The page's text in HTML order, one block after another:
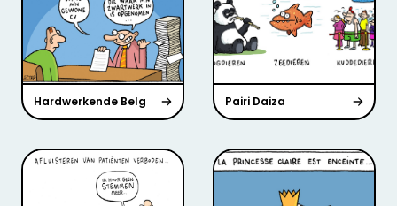
Hardwerkende Belg Pairi Daiza